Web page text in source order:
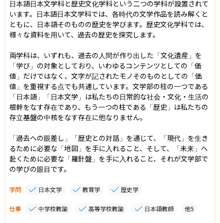
日本語日本文学科と歴史文化学科という二つの学科が設置されて
います。日本語日本文学科では、各時代の文学作品を読み解くと
ともに、日本語そのものの歴史を学びます。歴史文化学科では、
様々な資料を用いて、過去の歴史を探究します。
両学科は、いずれも、過去の人間が作り出した「文化遺産」を
「学び」の対象としており、いわゆるコンテンツとしての「価
値」だけではなく、文字が記されたモノそのものとしての「価
値」を重視する点でも共通しています。文学部の柱の一つである
「日本語」「日本文学」は私たちの日常的な社会・文化・生活の
根幹をなす存在であり、もう一つの柱である「歴史」は私たちの
存立基盤の中核をなす存在に他なりません。
「過去への眼差し」「歴史との対話」を通じて、「現代」を生き
るために必要な「地図」を手に入れること、そして、「未来」へ
赴くために必要な「羅針盤」を手に入れること、それが文学部で
の学びの眼目です。
学問 日本文学 教育学 歴史学
仕事 中学校教諭 高等学校教諭 日本語教師 他5